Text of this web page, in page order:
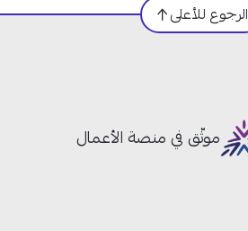
الرجوع للأعلى
موثّق في منصة الأعمال